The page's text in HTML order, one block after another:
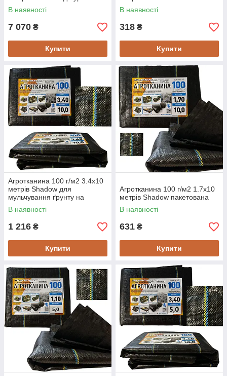
В наявності
7 070 ₴
Купити
В наявності
318 ₴
Купити
Агротканина 100 г/м2 3.4х10
метрів Shadow для
мульчування ґрунту на
метраж
В наявності
1 216 ₴
Купити
Агротканина 100 г/м2 1.7х10
метрів Shadow пакетована
В наявності
631 ₴
Купити